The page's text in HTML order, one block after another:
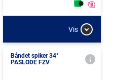
Vis
Båndet spiker 34°
PASLODE FZV